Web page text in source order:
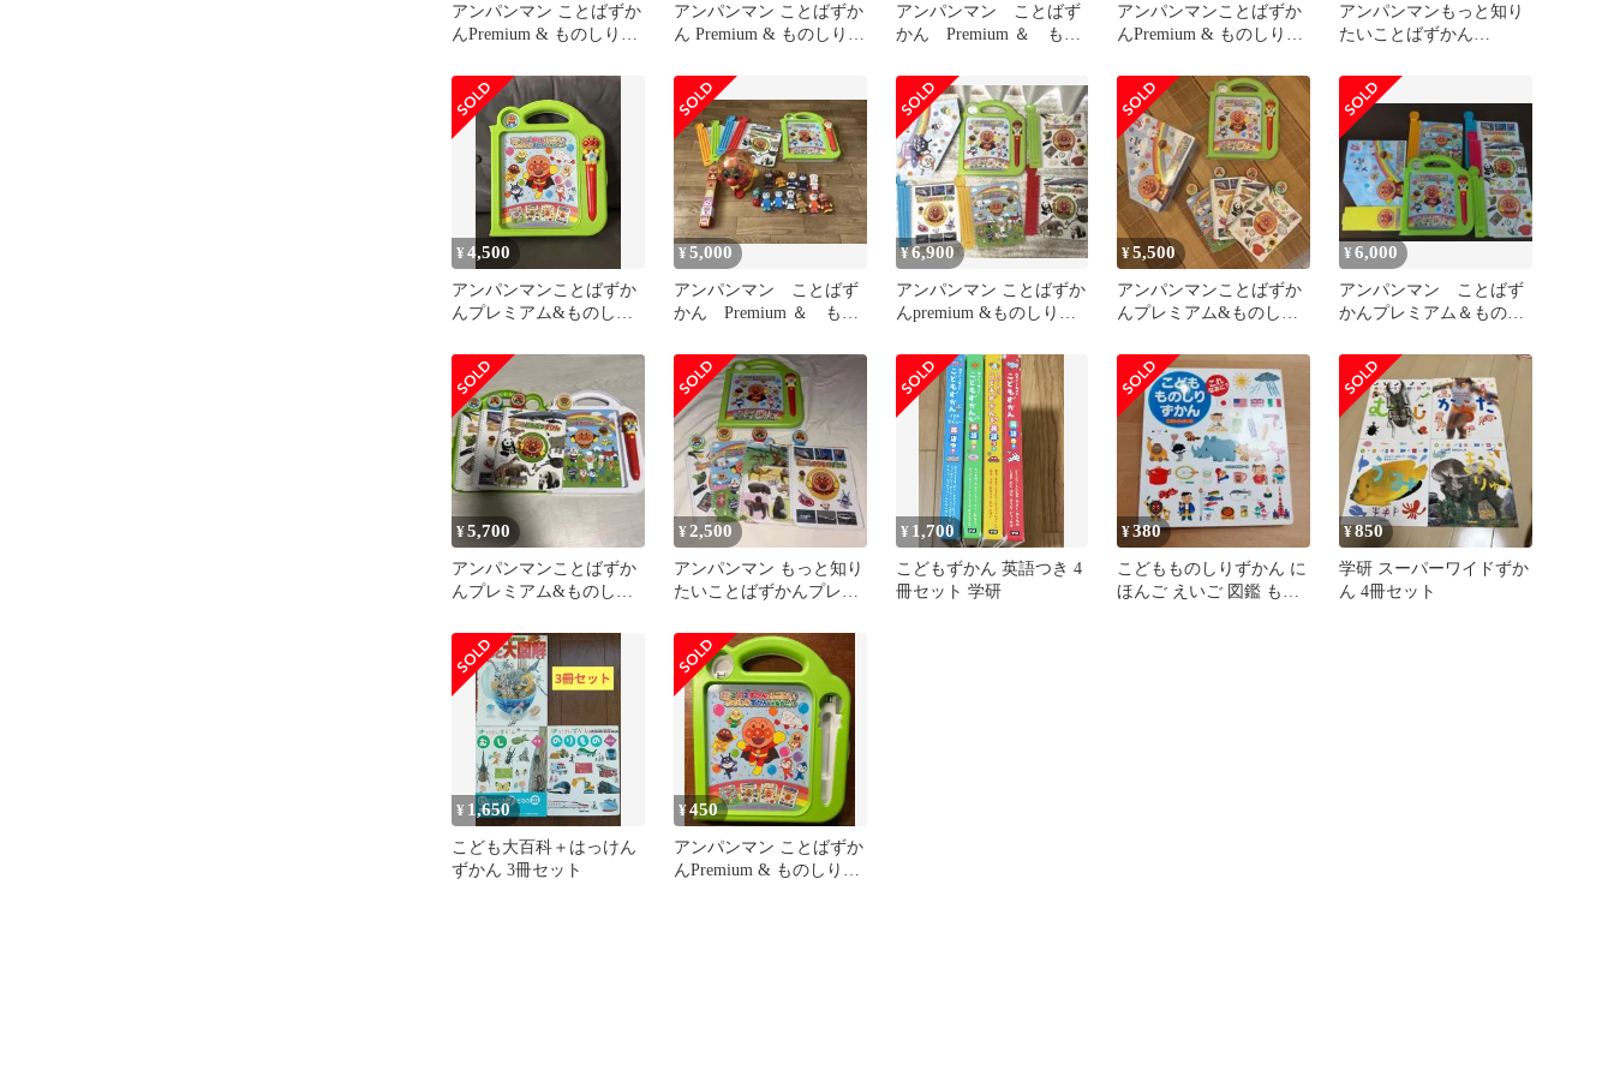
アンパンマン ことばずか
んPremium & ものしりず
アンパンマン ことばずか
ん Premium & ものしりず
アンパンマン ことばず
かん Premium ＆ もの
ト
アンパンマンことばずか
んPremium & ものしりず
ペン
アンパンマンもっと知り
たいことばずかん
ん大集合セット
¥4,500
アンパンマンことばずか
んプレミアム&ものしり
¥5,000
アンパンマン ことばず
かん Premium ＆ もの
ト
¥6,900
アンパンマン ことばずか
んpremium &ものしりず
¥5,500
アンパンマンことばずか
んプレミアム&ものしり
¥6,000
アンパンマン ことばず
かんプレミアム＆ものし
¥5,700
アンパンマンことばずか
んプレミアム&ものしり
¥2,500
アンパンマン もっと知り
たいことばずかんプレミ
集合セット
¥ 1,700
こどもずかん 英語つき 4
冊セット 学研
¥380
こどもものしりずかん に
ほんご えいご 図鑑 もの
¥850
学研 スーパーワイドずか
ん 4冊セット
¥ 1,650
こども大百科＋はっけん
ずかん 3冊セット
¥450
アンパンマン ことばずか
んPremium & ものしりず